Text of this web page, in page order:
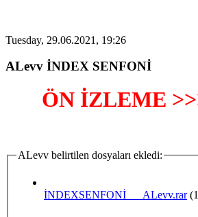
Tuesday, 29.06.2021, 19:26
ALevv İNDEX SENFONİ
ÖN İZLEME
ALevv belirtilen dosyaları ekledi:
İNDEXSENFONİ___ALevv.rar